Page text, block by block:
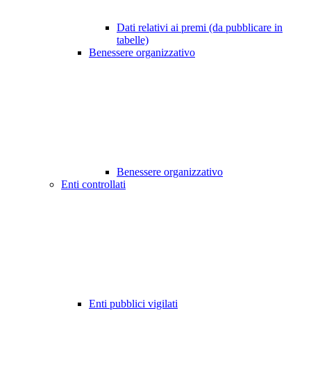
Dati relativi ai premi (da pubblicare in
tabelle)
Benessere organizzativo
Benessere organizzativo
Enti controllati
Enti pubblici vigilati